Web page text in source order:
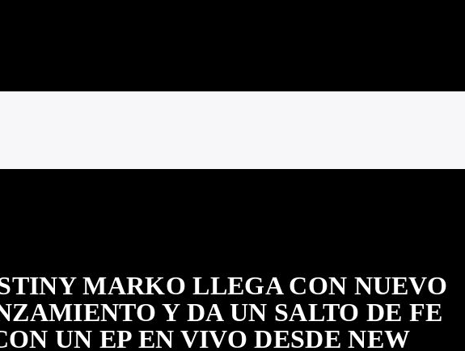
MARKO LLEGA CON NUEVO
Y DA UN SALTO DE FE
UN EP EN VIVO DESDE NEW